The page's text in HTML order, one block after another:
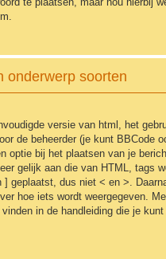
onderwerp soorten
versie van html, het
de beheerder (je kunt BBCode
optie bij het plaatsen van je
gelijk aan die van HTML, tags
] geplaatst, dus niet < en >.
hoe iets wordt weergegeven.
in de handleiding die je